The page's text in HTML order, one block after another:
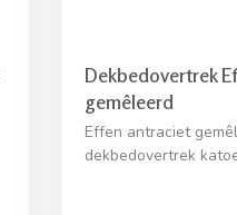
Dekbedovertrek
gemêleerd
Effen antraciet
dekbedovertrek